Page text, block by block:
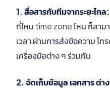
1. สื่อสารกับทีมจากระยะไกล:
ที่ไหน time zone ไหน ก็สา
เวลา ผ่านการส่งข้อความ โ
เครื่องมือต่าง ๆ ร่วมกัน
2. จัดเก็บข้อมูล เอกสาร ต่า